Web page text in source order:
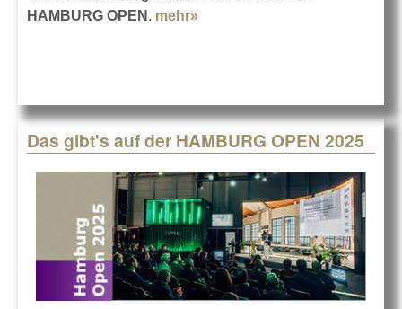
HAMBURG OPEN . mehr»
Das gibt's auf der HAMBURG OPEN 2025